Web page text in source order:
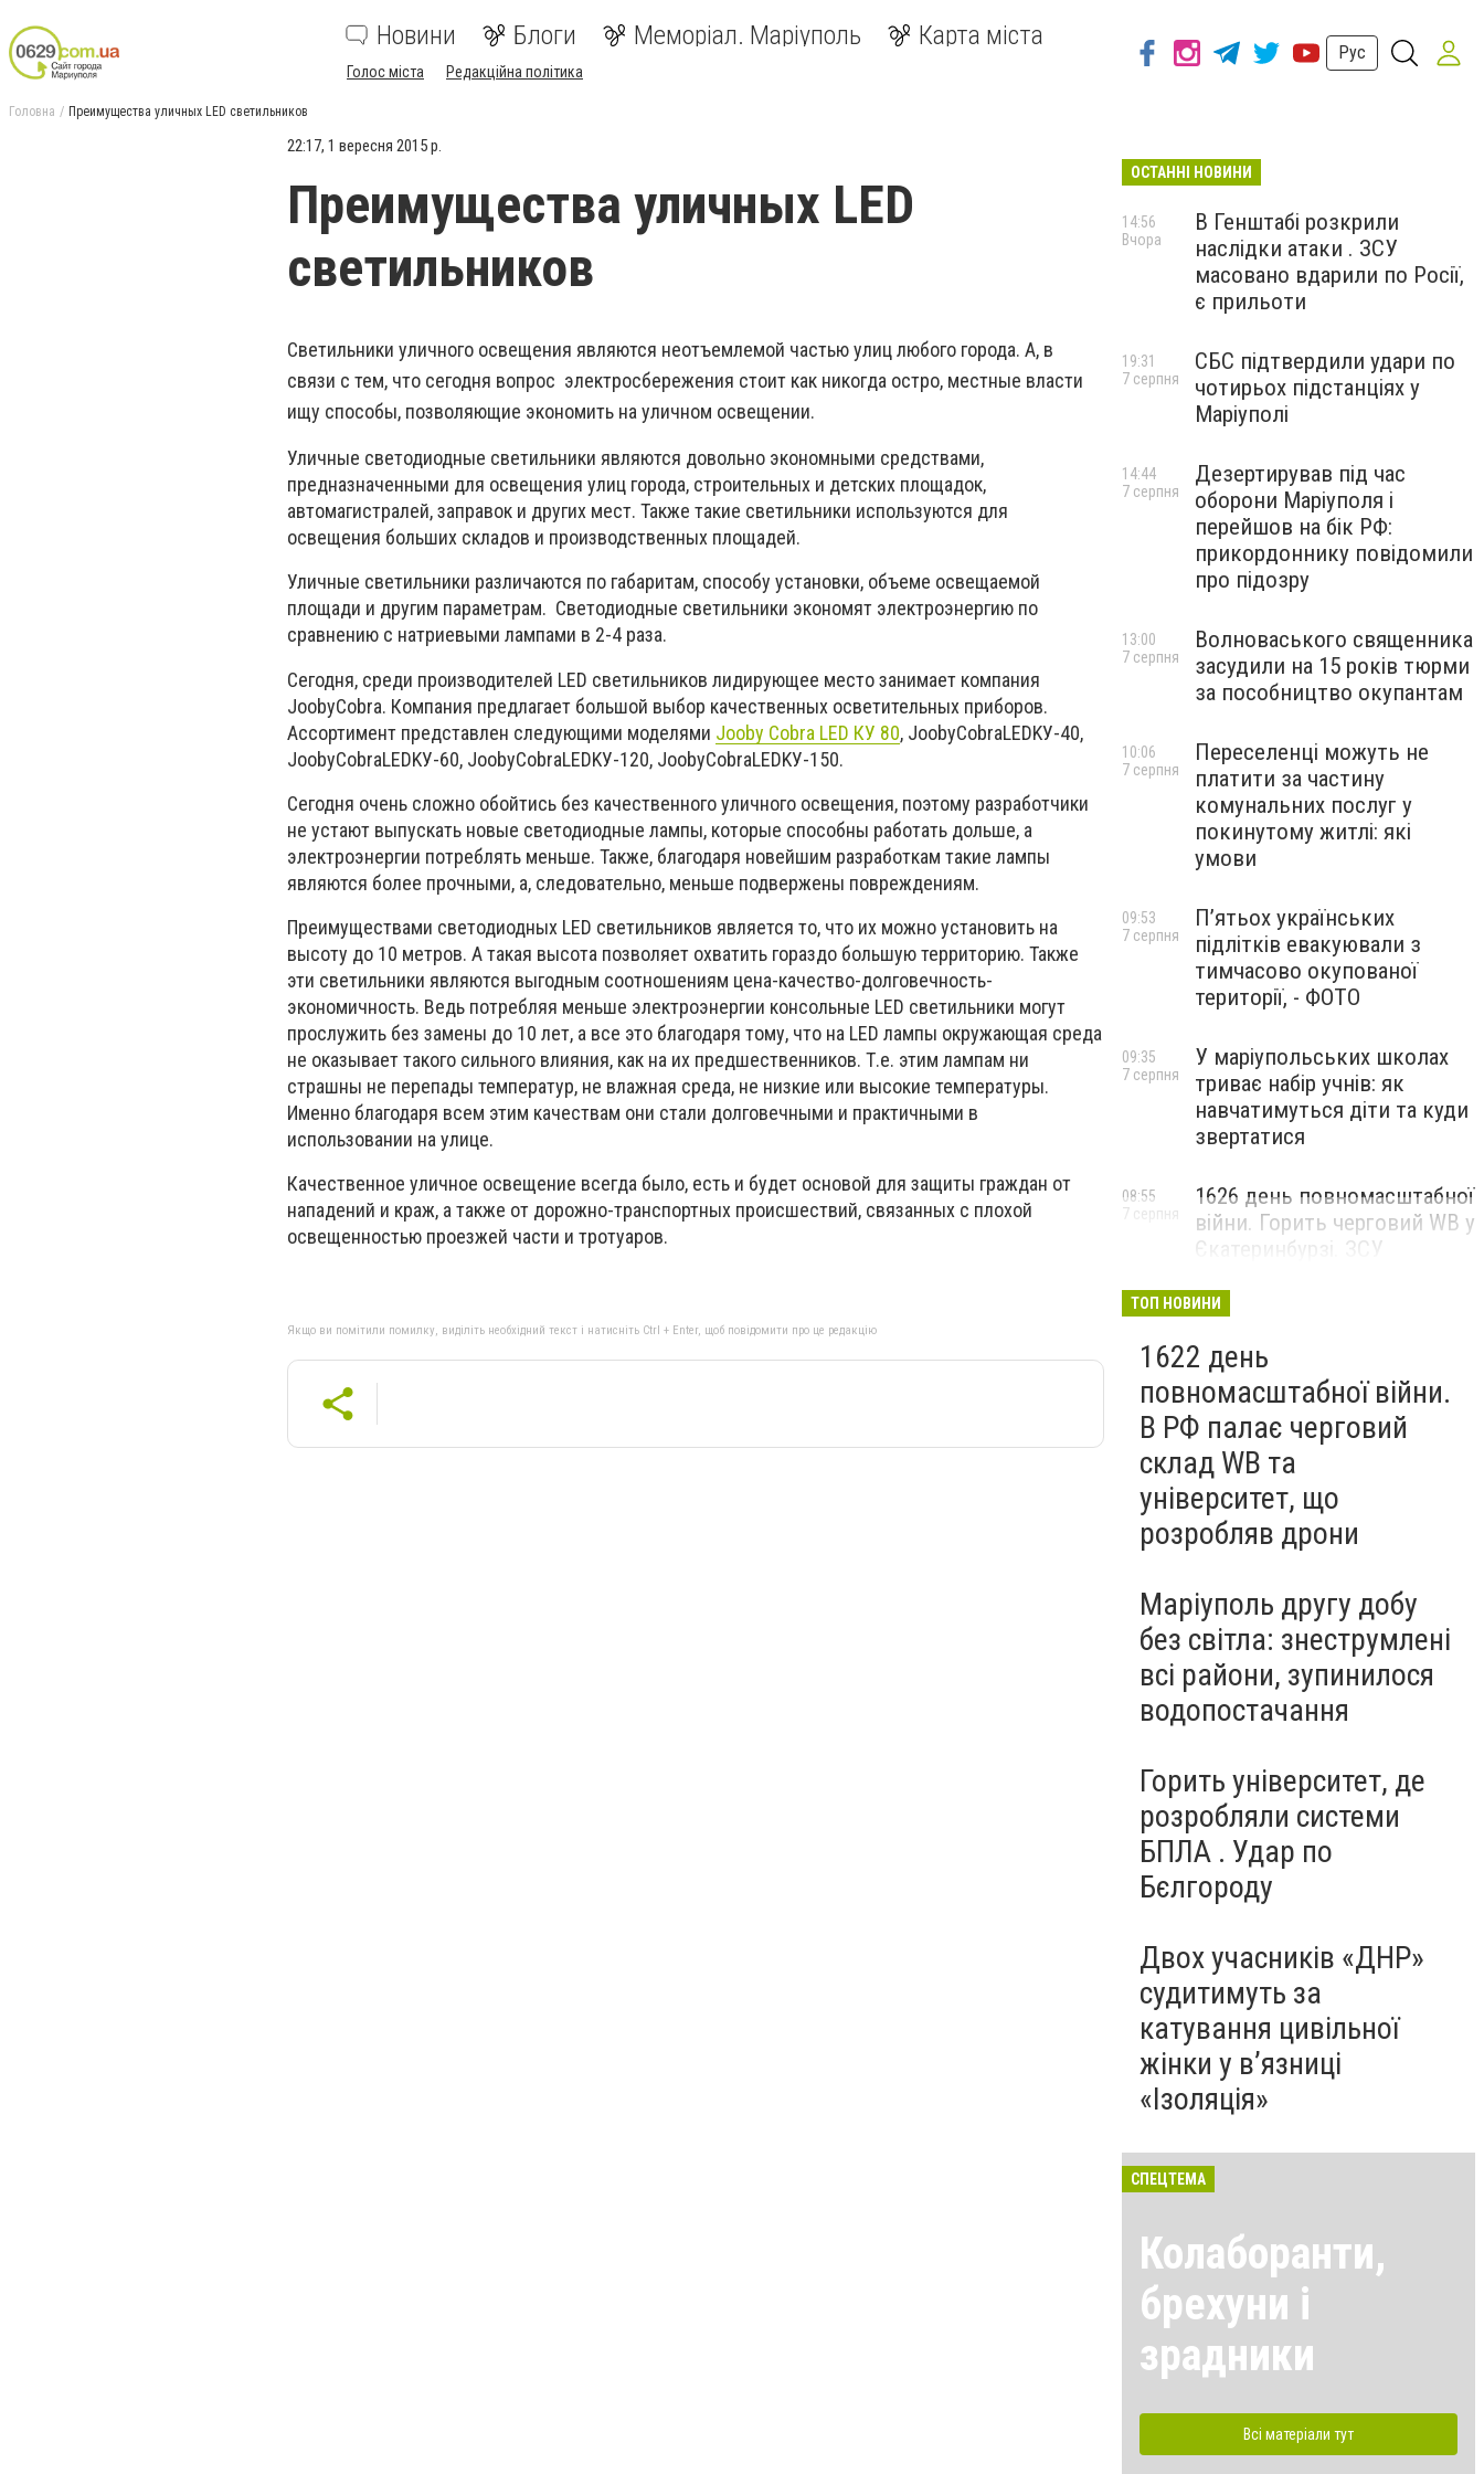
Новини Блоги Меморіал. Маріуполь Карта міста
Голос міста Редакційна політика
Рус
Головна Преимущества уличных LED светильников
22:17, 1 вересня 2015 р.
Преимущества уличных LED
светильников
Светильники уличного освещения являются неотъемлемой частью улиц любого города. А, в
связи с тем, что сегодня вопрос электросбережения стоит как никогда остро, местные власти
ищу способы, позволяющие экономить на уличном освещении.
Уличные светодиодные светильники являются довольно экономными средствами,
предназначенными для освещения улиц города, строительных и детских площадок,
автомагистралей, заправок и других мест. Также такие светильники используются для
освещения больших складов и производственных площадей.
Уличные светильники различаются по габаритам, способу установки, объеме освещаемой
площади и другим параметрам. Светодиодные светильники экономят электроэнергию по
сравнению с натриевыми лампами в 2-4 раза.
Сегодня, среди производителей LED светильников лидирующее место занимает компания
JoobyCobra. Компания предлагает большой выбор качественных осветительных приборов.
Ассортимент представлен следующими моделями Jooby Cobra LED КУ 80, JoobyCobraLEDKУ-40,
JoobyCobraLEDKУ-60, JoobyCobraLEDKУ-120, JoobyCobraLEDKУ-150.
Сегодня очень сложно обойтись без качественного уличного освещения, поэтому разработчики
не устают выпускать новые светодиодные лампы, которые способны работать дольше, а
электроэнергии потреблять меньше. Также, благодаря новейшим разработкам такие лампы
являются более прочными, а, следовательно, меньше подвержены повреждениям.
Преимуществами светодиодных LED светильников является то, что их можно установить на
высоту до 10 метров. А такая высота позволяет охватить гораздо большую территорию. Также
эти светильники являются выгодным соотношениям цена-качество-долговечность-
экономичность. Ведь потребляя меньше электроэнергии консольные LED светильники могут
прослужить без замены до 10 лет, а все это благодаря тому, что на LED лампы окружающая среда
не оказывает такого сильного влияния, как на их предшественников. Т.е. этим лампам ни
страшны не перепады температур, не влажная среда, не низкие или высокие температуры.
Именно благодаря всем этим качествам они стали долговечными и практичными в
использовании на улице.
Качественное уличное освещение всегда было, есть и будет основой для защиты граждан от
нападений и краж, а также от дорожно-транспортных происшествий, связанных с плохой
освещенностью проезжей части и тротуаров.
Якщо ви помітили помилку, виділіть необхідний текст і натисніть Ctrl + Enter, щоб повідомити про це редакцію
ОСТАННІ НОВИНИ
В Генштабі розкрили
наслідки атаки . ЗСУ
масовано вдарили по Росії,
є прильоти
14:56
Вчора
СБС підтвердили удари по
чотирьох підстанціях у
Маріуполі
19:31
7 серпня
Дезертирував під час
оборони Маріуполя і
перейшов на бік РФ:
прикордоннику повідомили
про підозру
14:44
7 серпня
Волноваського священника
засудили на 15 років тюрми
за пособництво окупантам
13:00
7 серпня
Переселенці можуть не
платити за частину
комунальних послуг у
покинутому житлі: які
умови
10:06
7 серпня
П’ятьох українських
підлітків евакуювали з
тимчасово окупованої
території, - ФОТО
09:53
7 серпня
У маріупольських школах
триває набір учнів: як
навчатимуться діти та куди
звертатися
09:35
7 серпня
1626 день повномасштабної
війни. Горить черговий WB у
Єкатеринбурзі. ЗСУ
Маріуполі
08:55
7 серпня
ТОП НОВИНИ
1622 день
повномасштабної війни.
В РФ палає черговий
склад WB та
університет, що
розробляв дрони
Маріуполь другу добу
без світла: знеструмлені
всі райони, зупинилося
водопостачання
Горить університет, де
розробляли системи
БПЛА . Удар по
Бєлгороду
Двох учасників «ДНР»
судитимуть за
катування цивільної
жінки у в’язниці
«Ізоляція»
СПЕЦТЕМА
Колаборанти,
брехуни і
зрадники
Всі матеріали тут